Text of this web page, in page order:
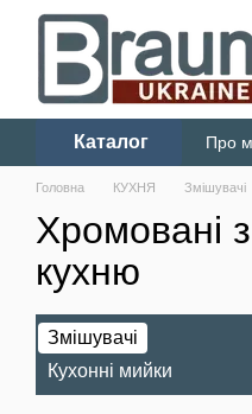
Перейти до основного
Каталог Про
Головна КУХНЯ Змішувачі
Хромовані
кухню
Змішувачі
Кухонні мийки